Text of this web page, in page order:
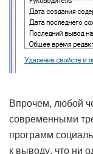
Впрочем, любой
современными
программ
к выводу, что ни